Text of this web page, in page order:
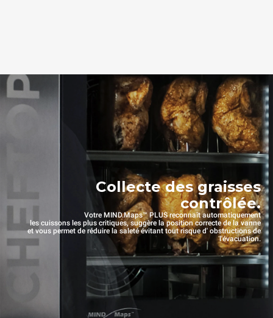
Collecte des graisses
contrôlée.
Votre MIND.Maps™ PLUS reconnaît automatiquement
les cuissons les plus critiques, suggère la position correcte de la vanne
et vous permet de réduire la saleté évitant tout risque d' obstructions de
l'évacuation.